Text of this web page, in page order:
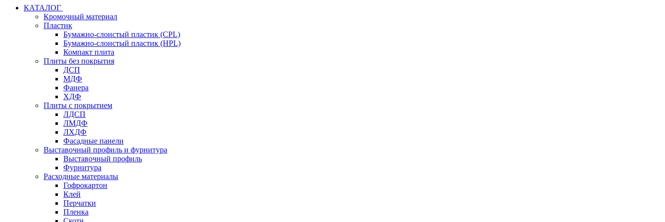
КАТАЛОГ
Кромочный материал
Пластик
Бумажно-слоистый пластик (CPL)
Бумажно-слоистый пластик (HPL)
Компакт плита
Плиты без покрытия
ДСП
МДФ
Фанера
ХДФ
Плиты с покрытием
ЛДСП
ЛМДФ
ЛХДФ
Фасадные панели
Выставочный профиль и фурнитура
Выставочный профиль
Фурнитура
Расходные материалы
Гофрокартон
Клей
Перчатки
Пленка